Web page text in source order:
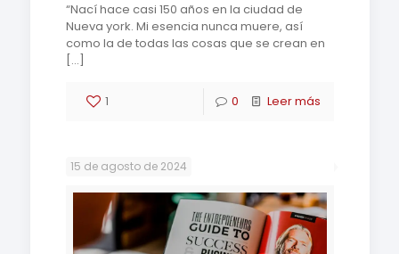
“Nací hace casi 150 años en la ciudad de
Nueva york. Mi esencia nunca muere, así
como la de todas las cosas que se crean en
[…]
1 0 Leer más
15 de agosto de 2024